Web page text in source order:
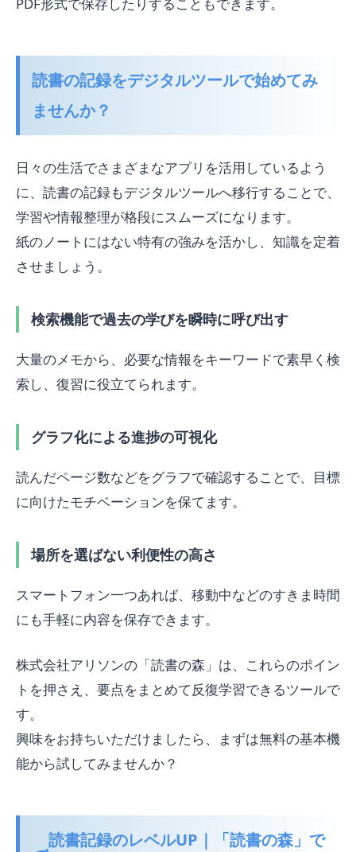
PDF形式で保存したりすることもできます。
読書の記録をデジタルツールで始めてみ
ませんか？
日々の生活でさまざまなアプリを活用しているよう
に、読書の記録もデジタルツールへ移行することで、
学習や情報整理が格段にスムーズになります。
紙のノートにはない特有の強みを活かし、知識を定着
させましょう。
検索機能で過去の学びを瞬時に呼び出す
大量のメモから、必要な情報をキーワードで素早く検
索し、復習に役立てられます。
グラフ化による進捗の可視化
読んだページ数などをグラフで確認することで、目標
に向けたモチベーションを保てます。
場所を選ばない利便性の高さ
スマートフォン一つあれば、移動中などのすきま時間
にも手軽に内容を保存できます。
株式会社アリソンの「読書の森」は、これらのポイン
トを押さえ、要点をまとめて反復学習できるツールで
す。
興味をお持ちいただけましたら、まずは無料の基本機
能から試してみませんか？
読書記録のレベルUP｜「読書の森」で